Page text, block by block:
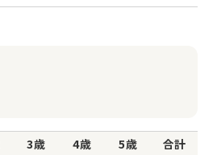
3歳 4歳 5歳 合計